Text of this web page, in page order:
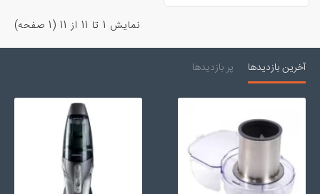
نمايش 1 تا 11 از 11 (1 صفحه)
آخرین بازدیدها پر بازدیدها